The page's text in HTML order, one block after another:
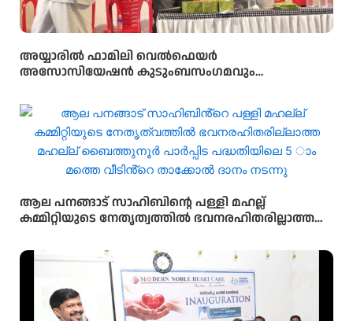
അയ്യാരിൽ ഫാമിലി വെൽഫെയർ
അസോസിയേഷൻ കുടുംബസംഗമവും
ആല പനങ്ങാട് സാഹിബിൻ്റെ പള്ളി മഹല്ല്
കമ്മിറ്റിയുടെ നേതൃത്വത്തിൽ ഭവനരഹിതരില്ലാത്ത
മത്തെ വീടിൻ്റെ താക്കോൽ ദാനം നടന്നു